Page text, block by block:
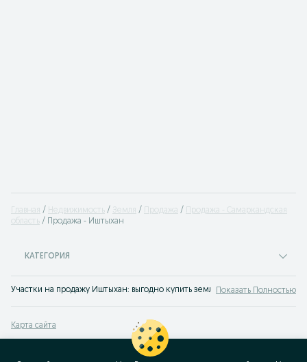
Главная Недвижимость Земля Продажа
Продажа - Самаркандская
область
Продажа - Иштыхан
КАТЕГОРИЯ
Участки на продажу Иштыхан: выгодно купить землю под строительство
Показать Полностью
Карта сайта